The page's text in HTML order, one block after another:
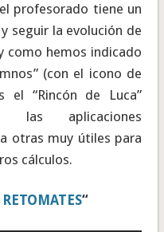
profesorado tiene un
seguir la evolución de
como hemos indicado
(con el icono de
el “Rincón de Luca”
las aplicaciones
otras muy útiles para
cálculos.
“